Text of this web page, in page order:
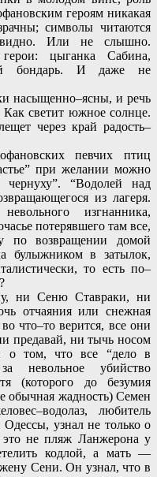
героям никакая
символы читаются
Или не слышно.
цыганка Сабина,
бондарь. И даже не
насыщенно–ясны, и речь
Как светит южное солнце.
через край радость–
певчих птиц
при желании можно
чернуху”. “Водолей над
из лагеря.
изгнанника,
потерявшего там все,
по возвращении домой
булыжником в затылок,
то есть по–
ни Сеню Ставраки, ни
отчаяния или снежная
что–то верится, все они
предавай, ни тычь носом
о том, что все “дело в
невольное убийство
(которого до безумия
обычная жадность) Семен
любитель
узнал не только о
не пляж Ланжерона у
кодлой, а мать —
Сени. Он узнал, что в